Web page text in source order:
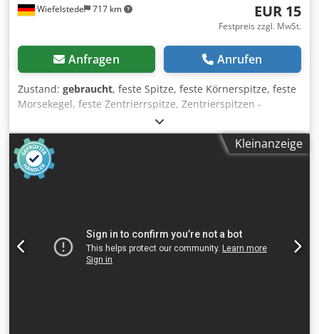
Wiefelstede 717 km EUR 15
Festpreis zzgl. MwSt.
Anfragen Anrufen
Zustand: gebraucht, feste Spitze, feste Körnerspitze, feste
Morsekegel, feste Zentrierrspitze, Zentrierspitzen -
Hersteller: WMW ABW, feste Zentrierspitze -Aufnahme:
Morsekegel MK4 -Anzahl: 17x Zentrierspitzen vorhanden
Dcsdpfx Afsi Hmn Nsiok -Preis: pro Stück -Abmessung: Ø
33/160 mm -Gewicht: 0,8 kg/St.
Kleinanzeige